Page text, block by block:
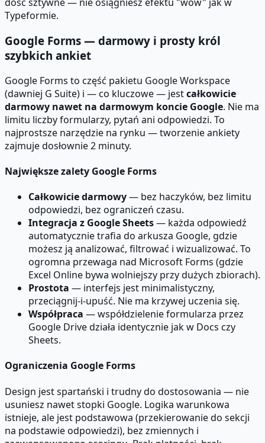
Typeformie.
Google Forms — darmowy i prosty król
szybkich ankiet
Google Forms to część pakietu Google Workspace
(dawniej G Suite) i — co kluczowe — jestcałkowicie
darmowy nawet na darmowym koncie Google. Nie ma
limitu liczby formularzy, pytań ani odpowiedzi. To
najprostsze narzędzie na rynku — tworzenie ankiety
zajmuje dosłownie 2 minuty.
Największe zalety Google Forms
Całkowicie darmowy— bez haczyków, bez limitu
odpowiedzi, bez ograniczeń czasu.
Integracja z Google Sheets— każda odpowiedź
automatycznie trafia do arkusza Google, gdzie
możesz ją analizować, filtrować i wizualizować. To
ogromna przewaga nad Microsoft Forms (gdzie
Excel Online bywa wolniejszy przy dużych zbiorach).
Prostota — interfejs jest minimalistyczny,
przeciągnij-i-upuść. Nie ma krzywej uczenia się.
Współpraca — współdzielenie formularza przez
Google Drive działa identycznie jak w Docs czy
Sheets.
Ograniczenia Google Forms
Design jest spartański i trudny do dostosowania — nie
usuniesz nawet stopki Google. Logika warunkowa
istnieje, ale jest podstawowa (przekierowanie do sekcji
na podstawie odpowiedzi), bez zmiennych i